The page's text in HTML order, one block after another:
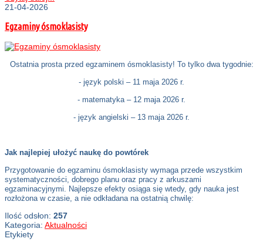
21-04-2026
Egzaminy ósmoklasisty
Ostatnia prosta przed egzaminem ósmoklasisty! To tylko dwa tygodnie:
- język polski – 11 maja 2026 r.
- matematyka – 12 maja 2026 r.
- język angielski – 13 maja 2026 r.
Jak najlepiej ułożyć naukę do powtórek
Przygotowanie do egzaminu ósmoklasisty wymaga przede wszystkim
systematyczności, dobrego planu oraz pracy z arkuszami
egzaminacyjnymi. Najlepsze efekty osiąga się wtedy, gdy nauka jest
rozłożona w czasie, a nie odkładana na ostatnią chwilę:
Ilość odsłon: 257
Kategoria: Aktualności
Etykiety